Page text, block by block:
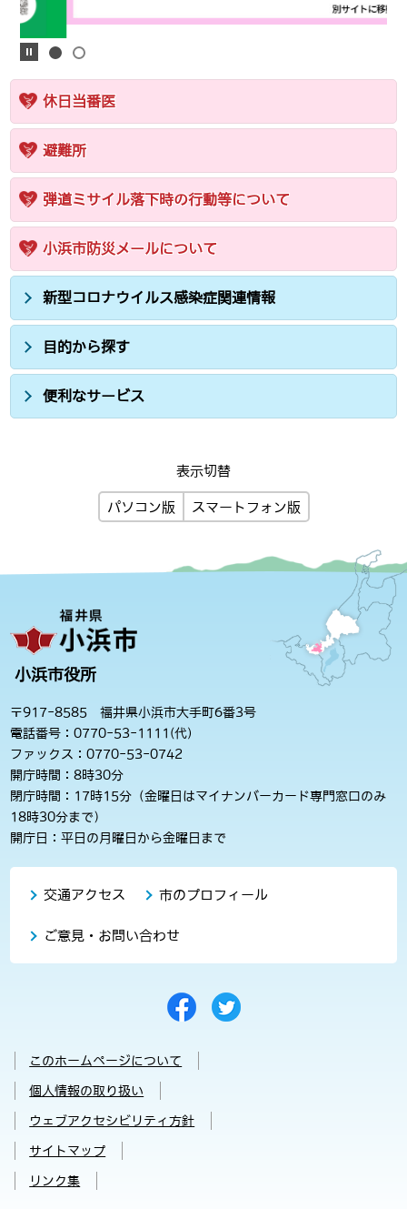
休日当番医
避難所
弾道ミサイル落下時の行動等について
小浜市防災メールについて
新型コロナウイルス感染症関連情報
目的から探す
便利なサービス
表示切替
パソコン版 スマートフォン版
小浜市役所
〒917-8585 福井県小浜市大手町6番3号
電話番号：0770-53-1111(代)
ファックス：0770-53-0742
開庁時間：8時30分
閉庁時間：17時15分（金曜日はマイナンバーカード専門窓口のみ
18時30分まで）
開庁日：平日の月曜日から金曜日まで
交通アクセス 市のプロフィール
ご意見・お問い合わせ
このホームページについて
個人情報の取り扱い
ウェブアクセシビリティ方針
サイトマップ
リンク集